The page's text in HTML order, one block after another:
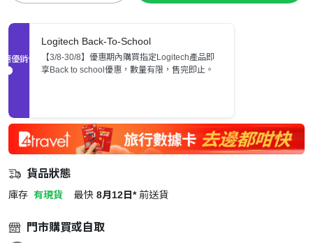
促銷優惠
Logitech Back-To-School
【3/8-30/8】優惠期內購買指定Logitech產品即
享Back to school優惠，數量有限，售完即止。
貨品狀態
庫存 有現貨 最快 8月12日* 前送貨
門市購買或自取